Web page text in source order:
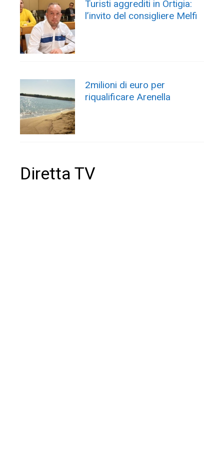
Turisti aggrediti in Ortigia:
l’invito del consigliere Melfi
2milioni di euro per
riqualificare Arenella
Diretta TV